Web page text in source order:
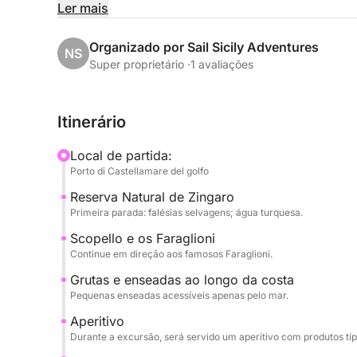
O passeio de barco segue a costa norte, com
Mondello, famosa por suas águas turquesas e
refrescantes, será servido a bordo, completando
Uma atividade ideal para casais, famílias e
vivenciar o litoral de Palermo em meio à
Ler mais
NS Organizado por Sail Sicily Adventures
Super proprietário ·1 avaliações
Itinerário
Local de partida:
Porto di Castellamare del golfo
Reserva Natural de Zingaro
Primeira parada: falésias selvagens; água turquesa.
Scopello e os Faraglioni
Continue em direção aos famosos Faraglioni.
Grutas e enseadas ao longo da costa
Pequenas enseadas acessíveis apenas pelo mar.
Aperitivo
Durante a excursão, será servido um aperitivo com produtos